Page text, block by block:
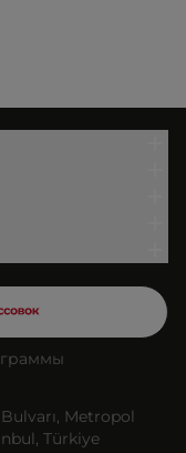
Metropol
Türkiye